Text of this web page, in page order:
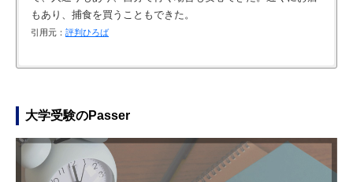
もあり、捕食を買うこともできた。
引用元： 評判ひろば
分なスペースがとられていました。
かに、冬季講習、夏期講習、自習室の開放など学ぶ機会を与え
てくれた。
引用元：評判ひろば
える問題で、算数に関しては計算するスペースがあるのでやり
やすかった。塾内はまだ新しいので施設内がキレイ。不必要な
物は目に入るところには置いてない。雑然としてないから勉強
に集中できる。
引用元： 評判ひろば
に取り組んでいます。環境はいいです。塾の場所は駅の近くで
大通りにあるので行きやすいと思います。
引用元：評判ひろば
大学受験のPasser